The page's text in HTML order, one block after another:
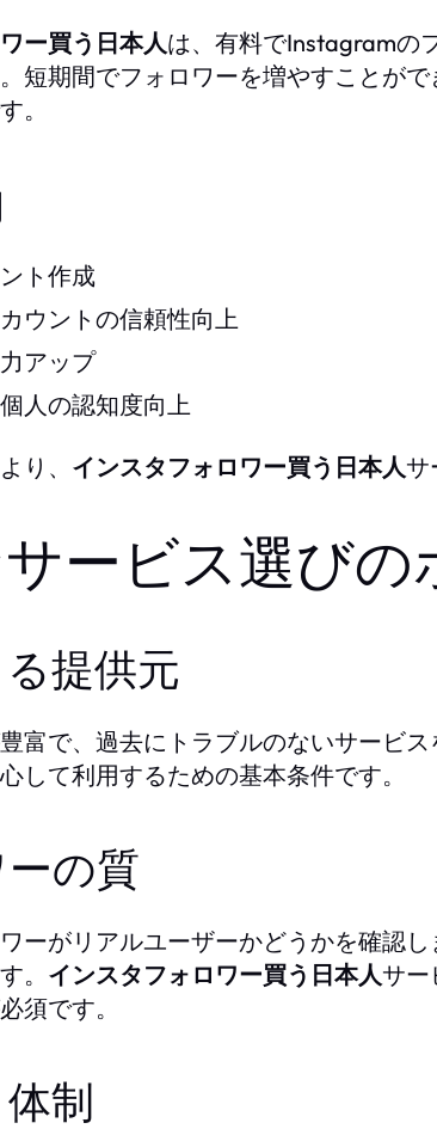
ー買う日本人は、有料でInstagramの
短期間でフォロワーを増やすことが
。
ト作成
ウントの信頼性向上
アップ
人の認知度向上
り、 インスタフォロワー買う日本人サ
ービス選びの
提供元
富で、過去にトラブルのないサービ
して利用するための基本条件です。
の質
ーがリアルユーザーかどうかを確認
。 インスタフォロワー買う日本人サー
須です。
制